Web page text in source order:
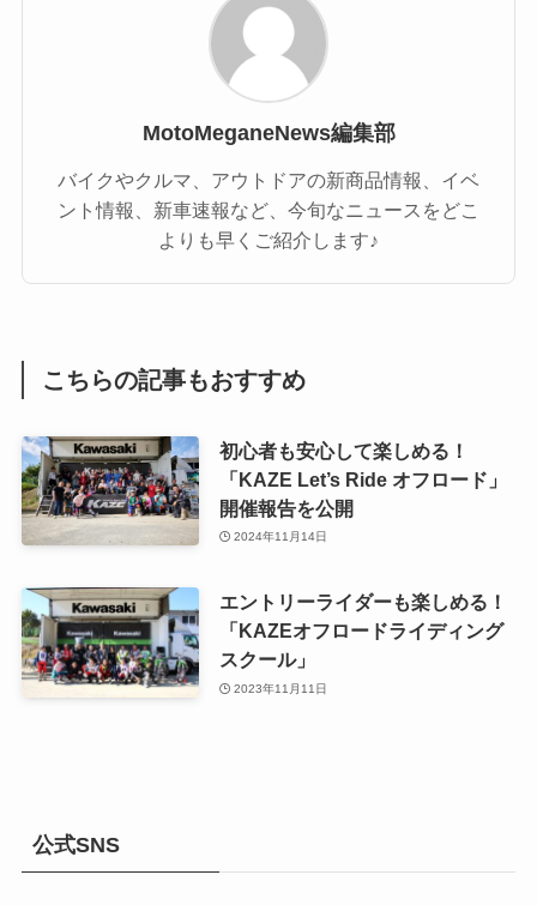
MotoMeganeNews編集部
バイクやクルマ、アウトドアの新商品情報、イベ
ント情報、新車速報など、今旬なニュースをどこ
よりも早くご紹介します♪
こちらの記事もおすすめ
初心者も安心して楽しめる！
「KAZE Let’s Ride オフロード」
開催報告を公開
2024年11月14日
エントリーライダーも楽しめる！
「KAZEオフロードライディング
スクール」
2023年11月11日
公式SNS